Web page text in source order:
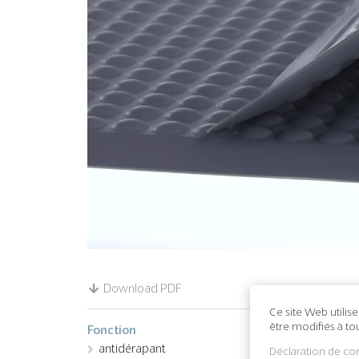
Download PDF
Fonction
antidérapant
Ce site Web
être modifiés à
Déclaration de